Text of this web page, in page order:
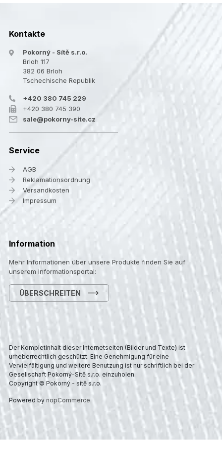
Kontakte
Pokorný - Sítě s.r.o.
Brloh 117
382 06 Brloh
Tschechische Republik
+420 380 745 229
+420 380 745 390
sale@pokorny-site.cz
Service
AGB
Reklamationsordnung
Versandkosten
Impressum
Information
Mehr Informationen über unsere Produkte finden Sie auf
unserem Informationsportal:
ÜBERSCHREITEN
Der Kompletinhalt dieser Internetseiten (Bilder und Texte) ist
urheberrechtlich geschützt. Eine Genehmigung für eine
Vervielfältigung und weitere Benutzung ist nur schriftlich bei der
Gesellschaft Pokorný-Sítě s.r.o. einzuholen.
Copyright © Pokorný - sítě s.r.o.
Powered by nopCommerce